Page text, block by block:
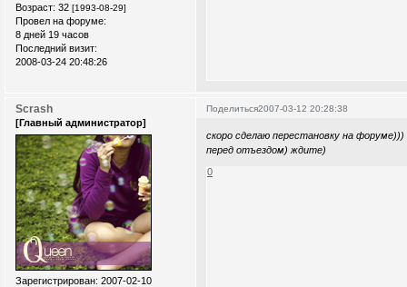
Возраст: 32 [1993-08-29]
Провел на форуме:
8 дней 19 часов
Последний визит:
2008-03-24 20:48:26
Поделиться2007-03-12 20:28:38
Scrash
[Главный администратор]
Зарегистрирован: 2007-02-10
скоро сделаю перестановку на форуме)))
перед отъездом) ждите)
0